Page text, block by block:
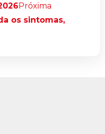
Próxima
os sintomas,